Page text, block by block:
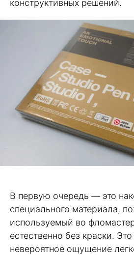
конструктивных решений.
В первую очередь — это
специального материала,
используемый во
естественно без краски.
невероятное ощущение